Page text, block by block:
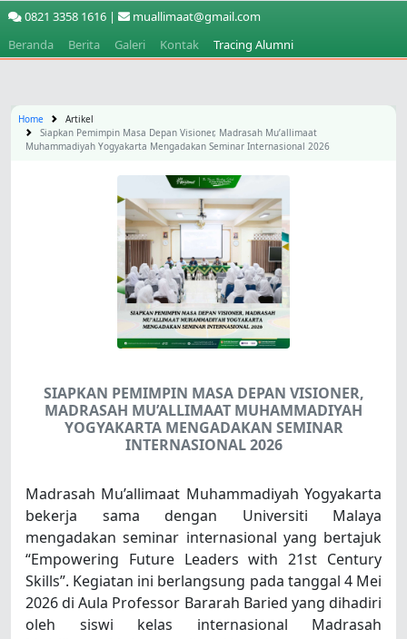
0821 3358 1616 |
muallimaat@gmail.com
Beranda
Berita Galeri Kontak Tracing Alumni
Home
Artikel
Siapkan Pemimpin Masa Depan Visioner, Madrasah Mu’allimaat
Muhammadiyah Yogyakarta Mengadakan Seminar Internasional 2026
SIAPKAN PEMIMPIN MASA DEPAN VISIONER,
MADRASAH MU’ALLIMAAT MUHAMMADIYAH
YOGYAKARTA MENGADAKAN SEMINAR
INTERNASIONAL 2026
Madrasah Mu’allimaat Muhammadiyah Yogyakarta
bekerja sama dengan Universiti Malaya
mengadakan seminar internasional yang bertajuk
“Empowering Future Leaders with 21st Century
Skills”. Kegiatan ini berlangsung pada tanggal 4 Mei
2026 di Aula Professor Bararah Baried yang dihadiri
oleh siswi kelas internasional Madrasah